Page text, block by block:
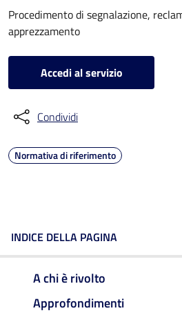
Procedimento di segnalazione,
apprezzamento
Accedi al servizio
Condividi
Normativa di riferimento
INDICE DELLA PAGINA
A chi è rivolto
Approfondimenti